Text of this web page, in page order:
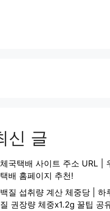
신 글
국택배 사이트 주소 URL |
배 홈페이지 추천!
질 섭취량 계산 체중당 | 하
권장량 체중x1.2g 꿀팁 공